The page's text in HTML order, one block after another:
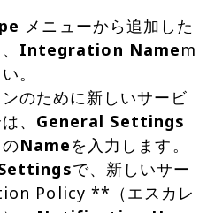
メニューから追加した
Integration Namem
。
のために新しいサービ
、 General Settings
Nameを入力します。
で、新しいサー
Policy **（エスカレ